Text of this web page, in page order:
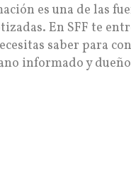
es una de las
En SFF te
saber para
informado y